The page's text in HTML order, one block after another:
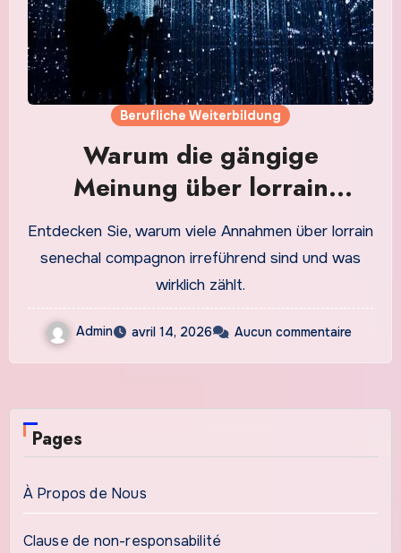
Berufliche Weiterbildung
Warum die gängige
Meinung über lorrain
senechal compagnon falsch
ist
Entdecken Sie, warum viele Annahmen über lorrain
senechal compagnon irreführend sind und was
wirklich zählt.
Admin avril 14, 2026 Aucun commentaire
Pages
À Propos de Nous
Clause de non-responsabilité